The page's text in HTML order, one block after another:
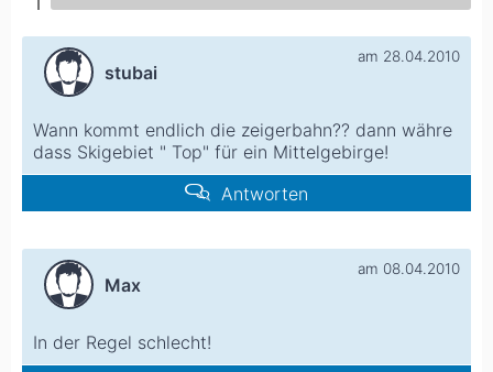
stubai
am 28.04.2010
Wann kommt endlich die zeigerbahn?? dann währe
dass Skigebiet " Top" für ein Mittelgebirge!
Antworten
Max
am 08.04.2010
In der Regel schlecht!